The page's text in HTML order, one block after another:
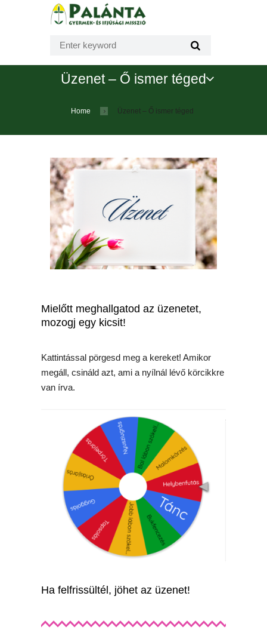
Üzenet – Ő ismer téged
Home Üzenet – Ő ismer téged
Mielőtt meghallgatod az üzenetet,
mozogj egy kicsit!
Kattintással pörgesd meg a kereket! Amikor
megáll, csináld azt, ami a nyílnál lévő körcikkre
van írva.
Ha felfrissültél, jöhet az üzenet!